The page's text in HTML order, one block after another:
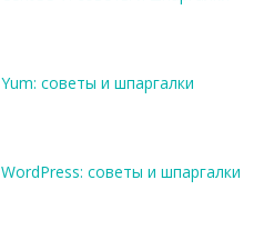
Yum: советы и шпаргалки
WordPress: советы и шпаргалки